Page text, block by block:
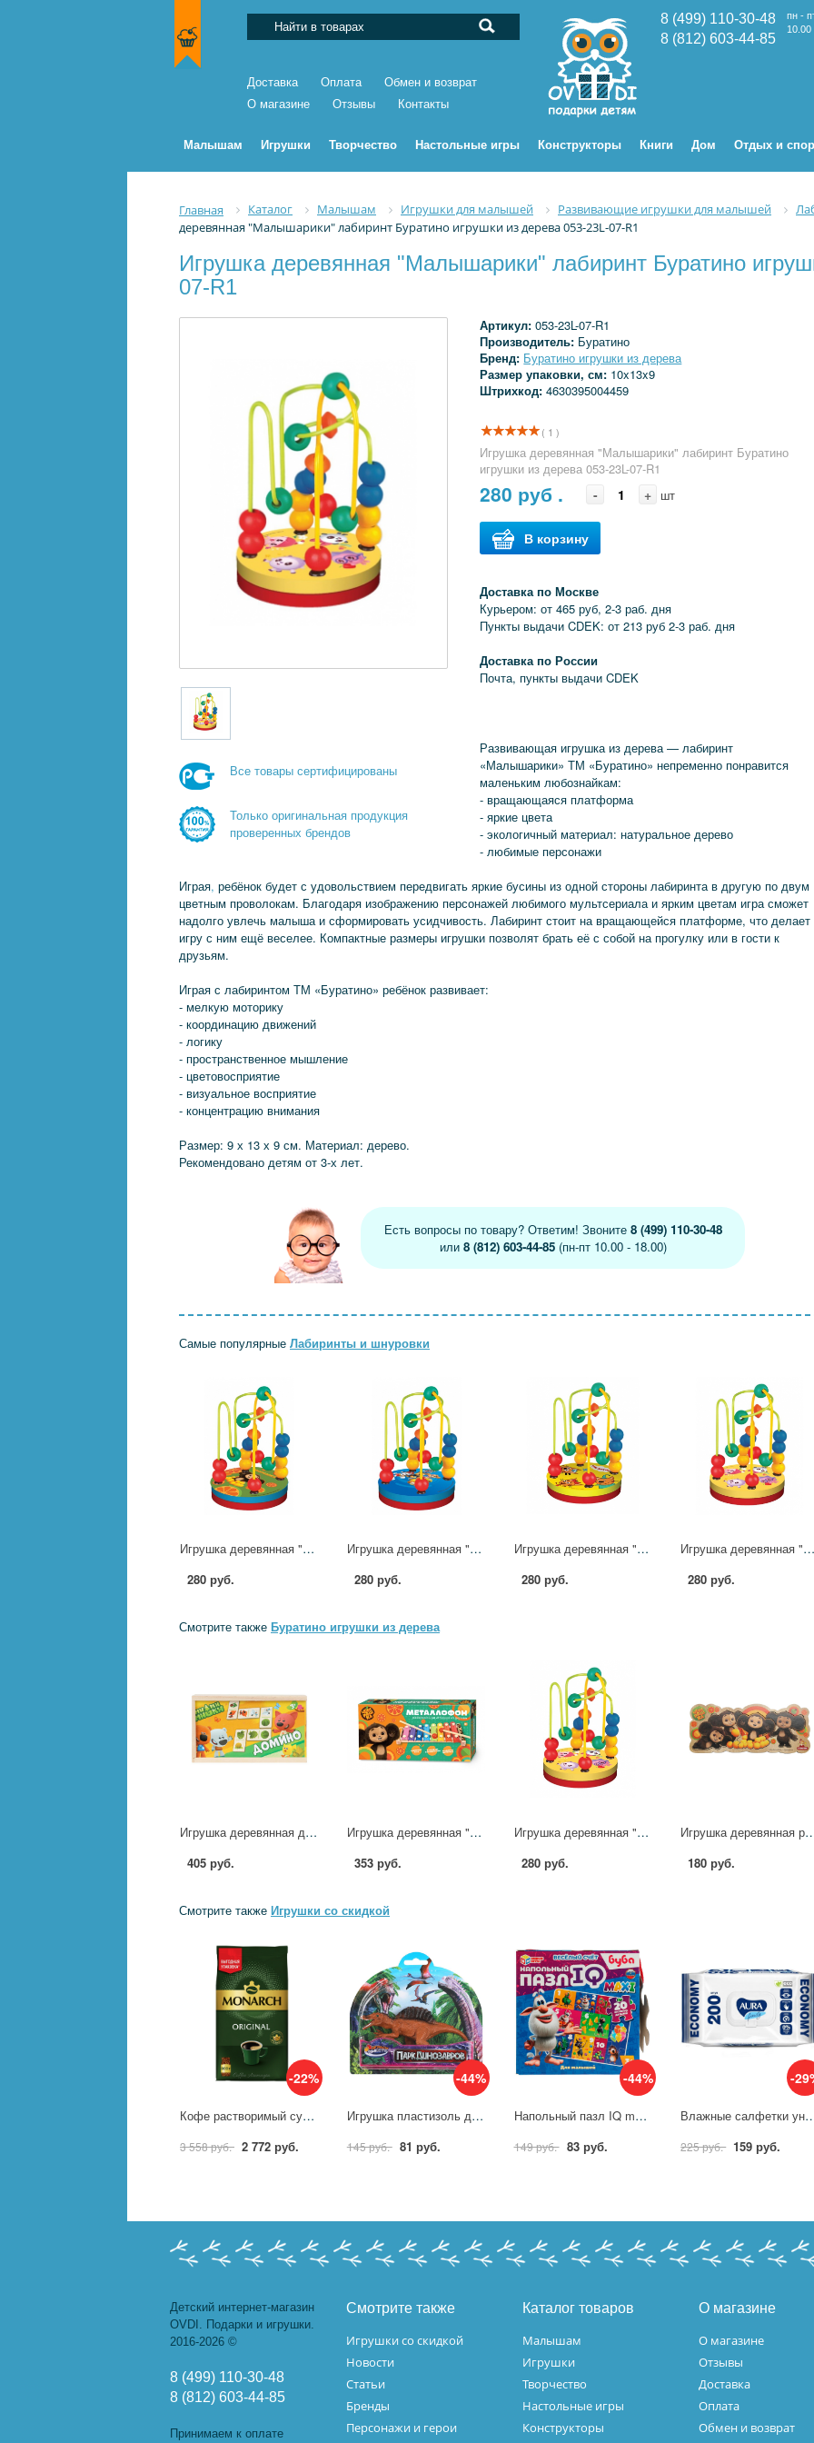
Доставка Оплата
Обмен и возврат
О магазине
Отзывы Контакты
8 (499) 110-30-48
пн -
10.00
8 (812) 603-44-85
Малышам Игрушки Творчество Настольные игры Конструкторы Книги Дом Отдых и
Главная Каталог Малышам Игрушки для малышей Развивающие игрушки для малышей
деревянная "Малышарики" лабиринт Буратино игрушки из дерева 053-23L-07-R1
Игрушка деревянная "Малышарики" лабиринт Буратино
07-R1
Все товары сертифицированы
Только оригинальная продукция
проверенных брендов
Артикул:053-23L-07-R1
Производитель: Буратино
Бренд: Буратино игрушки из дерева
Размер упаковки, см: 10x13x9
Штрихкод:4630395004459
( 1 )
Игрушка деревянная "Малышарики" лабиринт Буратино
игрушки из дерева 053-23L-07-R1
280 руб . - + шт
В корзину
Доставка по Москве
Курьером: от 465 руб, 2-3 раб. дня
Пункты выдачи CDEK: от 213 руб 2-3 раб. дня
Доставка по России
Почта, пункты выдачи CDEK
Развивающая игрушка из дерева — лабиринт
«Малышарики» ТМ «Буратино» непременно понравится
маленьким любознайкам:
- вращающаяся платформа
- яркие цвета
- экологичный материал: натуральное дерево
- любимые персонажи
Играя, ребёнок будет с удовольствием передвигать яркие бусины из одной стороны лабиринта в другую по двум
цветным проволокам. Благодаря изображению персонажей любимого мультсериала и ярким цветам игра сможет
надолго увлечь малыша и сформировать усидчивость. Лабиринт стоит на вращающейся платформе, что делает
игру с ним ещё веселее. Компактные размеры игрушки позволят брать её с собой на прогулку или в гости к
друзьям.
Играя с лабиринтом ТМ «Буратино» ребёнок развивает:
- мелкую моторику
- координацию движений
- логику
- пространственное мышление
- цветовосприятие
- визуальное восприятие
- концентрацию внимания
Размер: 9 х 13 х 9 см. Материал: дерево.
Рекомендовано детям от 3-х лет.
Есть вопросы по товару? Ответим! Звоните 8 (499) 110-30-48
или 8 (812) 603-44-85(пн-пт 10.00 - 18.00)
Самые популярные Лабиринты и шнуровки
Игрушка деревянная "Чебурашка" лабиринт Буратино игрушки из дерева 053-24F-43-R
280 руб.
Игрушка деревянная "Щенячий Патруль" лабиринт Буратино игрушки из дерева 053-24F-44-R
280 руб.
Игрушка деревянная "Три Кота" лабиринт Буратино игрушки из дерева 053-23L-07-R3
280 руб.
Игрушка деревянная "Малышарики" лабиринт Буратино игрушки из дерева 053-23L-07-R1
280 руб.
Смотрите также Буратино игрушки из дерева
Игрушка деревянная домино "Ми-ми-мишки" Буратино игрушки из дерева D002-R-NW
405 руб.
Игрушка деревянная "Чебурашка" металлофон Буратино игрушки из дерева BRT48
353 руб.
Игрушка деревянная "Малышарики" лабиринт Буратино игрушки из дерева 053-23L-07-R1
280 руб.
Игрушка деревянная рамка-вкладыш "Чебурашка",
180 руб.
Смотрите также Игрушки со скидкой
-22%
Кофе растворимый сублимированный Monarch Original, пакет 800гр 1854891 4070479
3 558 руб. 2 772 руб.
-44%
Игрушка пластизоль для детей динозавр, 8х16 см. Играем Вместе ZY1211092-9-B (240)
145 руб. 81 руб.
-44%
Напольный пазл IQ max Весёлый счёт. Буба Умные игры 4680107940742
149 руб. 83 руб.
-
Влажные салфетки универсальные
225 руб. 159 руб.
Детский интернет-магазин
OVDI. Подарки и игрушки.
2016-2026 ©
8 (499) 110-30-48
8 (812) 603-44-85
Принимаем к оплате
Смотрите также
Игрушки со скидкой
Новости
Статьи
Бренды
Персонажи и герои
Каталог товаров
Малышам
Игрушки
Творчество
Настольные игры
Конструкторы
О магазине
О магазине
Отзывы
Доставка
Оплата
Обмен и возврат